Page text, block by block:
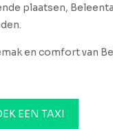
plaatsen,
en comfort van
EEN TAXI